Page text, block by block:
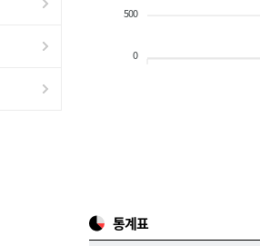
500
0
통계표